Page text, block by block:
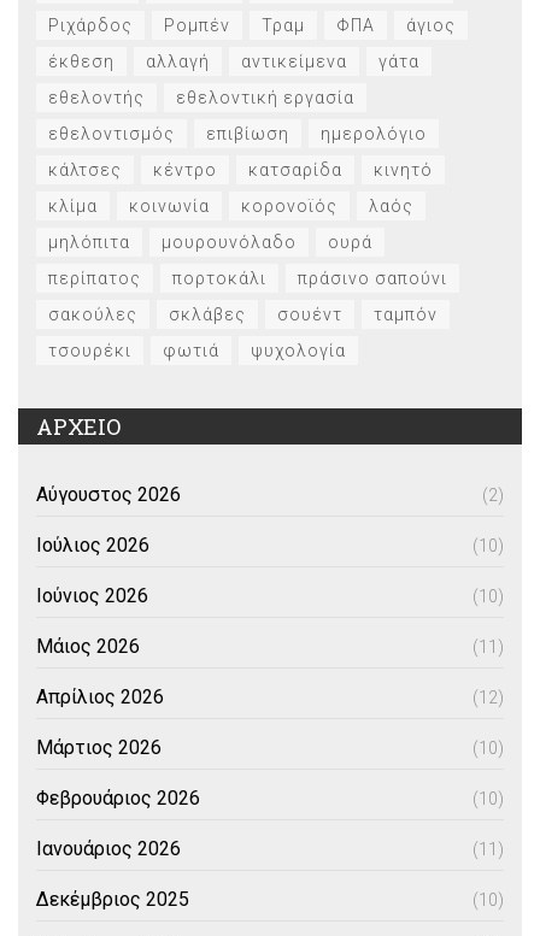
Ριχάρδος Ρομπέν Τραμ ΦΠΑ
άγιος
έκθεση
αλλαγή αντικείμενα
γάτα
εθελοντής
εθελοντική εργασία
εθελοντισμός
επιβίωση
ημερολόγιο
κάλτσες
κέντρο κατσαρίδα
κινητό
κλίμα
κοινωνία κορονοϊός
λαός
μηλόπιτα
μουρουνόλαδο
ουρά
περίπατος
πορτοκάλι
πράσινο σαπούνι
σακούλες
σκλάβες σουέντ
ταμπόν
τσουρέκι
φωτιά ψυχολογία
ΑΡΧΕΙΟ
Αύγουστος 2026 (2)
Ιούλιος 2026 (10)
Ιούνιος 2026 (10)
Μάιος 2026 (11)
Απρίλιος 2026 (12)
Μάρτιος 2026 (10)
Φεβρουάριος 2026 (10)
Ιανουάριος 2026 (11)
Δεκέμβριος 2025 (10)